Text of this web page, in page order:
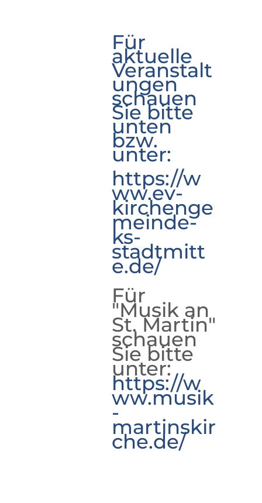
Für
aktuelle
Veranstalt
ungen
schauen
Sie bitte
unten
bzw.
unter:
https://w
ww.ev-
kirchenge
meinde-
ks-
stadtmitt
e.de/
Für
"Musik an
St. Martin"
schauen
Sie bitte
unter:
https://w
ww.musik
-
martinskir
che.de/